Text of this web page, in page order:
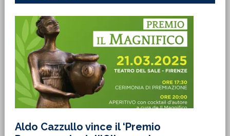
Aldo Cazzullo vince il ‘Premio